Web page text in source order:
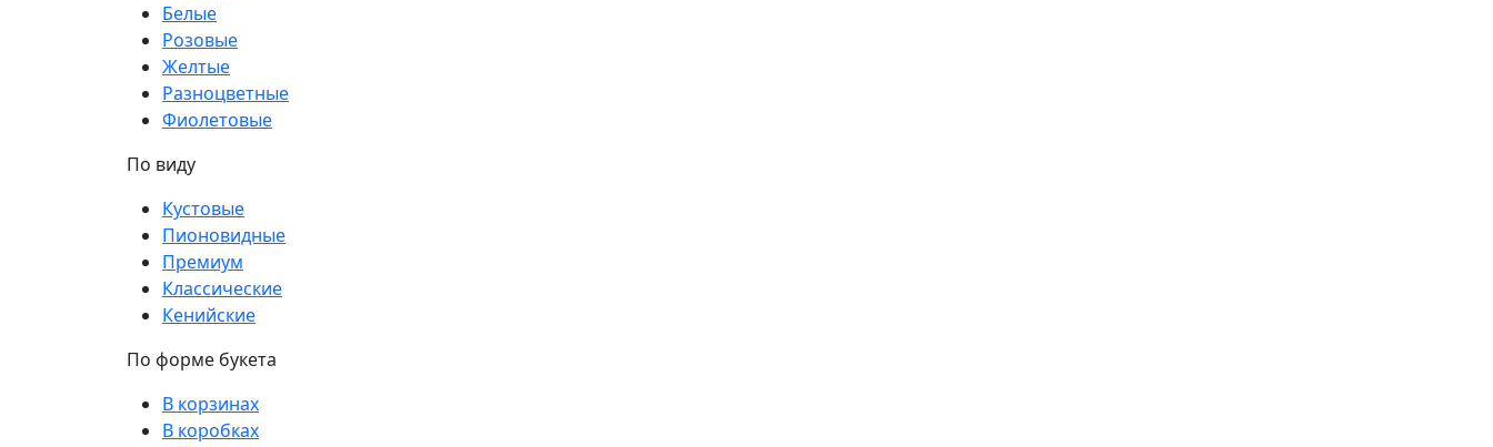
Белые
Розовые
Желтые
Разноцветные
Фиолетовые
По виду
Кустовые
Пионовидные
Премиум
Классические
Кенийские
По форме букета
В корзинах
В коробках